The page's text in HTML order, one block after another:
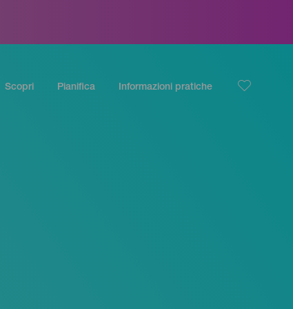
Scopri Pianifica Informazioni pratiche